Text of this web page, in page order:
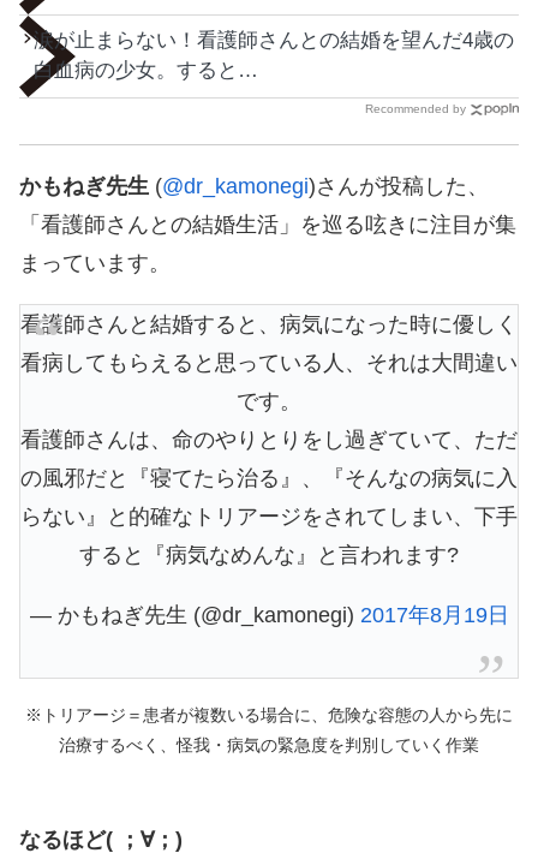
涙が止まらない！看護師さんとの結婚を望んだ4歳の
白血病の少女。すると…
Recommended by
かもねぎ先生 (@dr_kamonegi)さんが投稿した、
「看護師さんとの結婚生活」を巡る呟きに注目が集
まっています。
看護師さんと結婚すると、病気になった時に優しく
看病してもらえると思っている人、それは大間違い
です。
看護師さんは、命のやりとりをし過ぎていて、ただ
の風邪だと『寝てたら治る』、『そんなの病気に入
らない』と的確なトリアージをされてしまい、下手
すると『病気なめんな』と言われます?
— かもねぎ先生 (@dr_kamonegi) 2017年8月19日
※トリアージ＝患者が複数いる場合に、危険な容態の人から先に
治療するべく、怪我・病気の緊急度を判別していく作業
なるほど( ；∀；)